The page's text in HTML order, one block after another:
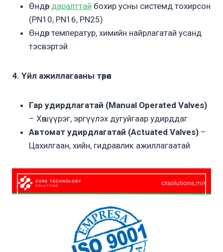
Өндөр даралттай бохир усны системд тохирсон
(PN10, PN16, PN25)
Өндөр температур, химийн найрлагатай усанд
тэсвэртэй
4. Үйл ажиллагааны төрөл
Гар удирдлагатай (Manual Operated Valves)
– Хөшүүрэг, эргүүлэх дугуйгаар удирддаг
Автомат удирдлагатай (Actuated Valves) –
Цахилгаан, хийн, гидравлик ажиллагаатай